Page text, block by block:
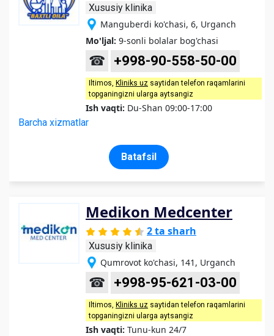
Xususiy klinika
Manguberdi ko'chasi, 6, Urganch
Mo'ljal: 9-sonli bolalar bog'chasi
☎ +998-90-558-50-00
Iltimos, Kliniks uz saytidan telefon raqamlarini
topganingizni ularga aytsangiz
Ish vaqti: Du-Shan 09:00-17:00
Barcha xizmatlar
Batafsil
Medikon Medcenter
2 ta sharh
Xususiy klinika
Qumrovot ko'chasi, 141, Urganch
☎ +998-95-621-03-00
Iltimos, Kliniks uz saytidan telefon raqamlarini
topganingizni ularga aytsangiz
Ish vaqti: Tunu-kun 24/7